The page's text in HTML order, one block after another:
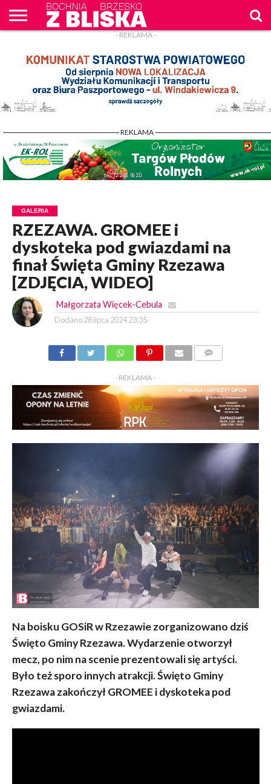
WPROST
REKLAM
- REKLAMA -
- REKLAMA -
GALERIA
RZEZAWA. GROMEE i
dyskoteka pod gwiazdami na
finał Święta Gminy Rzezawa
[ZDJĘCIA, WIDEO]
Małgorzata Więcek-Cebula
Dodano 28 lipca 2024 23:35
- REKLAMA -
Na boisku GOSiR w Rzezawie zorganizowano dziś
Święto Gminy Rzezawa. Wydarzenie otworzył
mecz, po nim na scenie prezentowali się artyści.
Było też sporo innych atrakcji. Święto Gminy
Rzezawa zakończył GROMEE i dyskoteka pod
gwiazdami.